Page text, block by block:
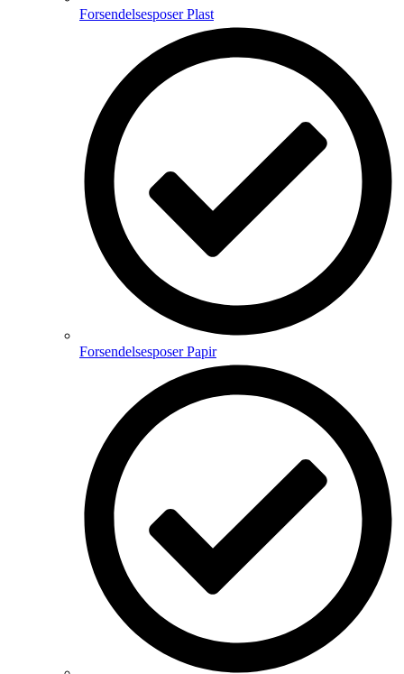
Forsendelsesposer Plast
Forsendelsesposer Papir